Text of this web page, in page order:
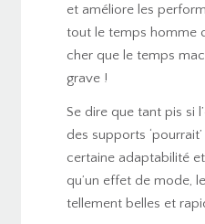
et améliore les
tout le temps homme
cher que le temps
grave !
Se dire que tant pis si
des supports
certaine adaptabilité
qu’un effet de mode,
tellement belles et